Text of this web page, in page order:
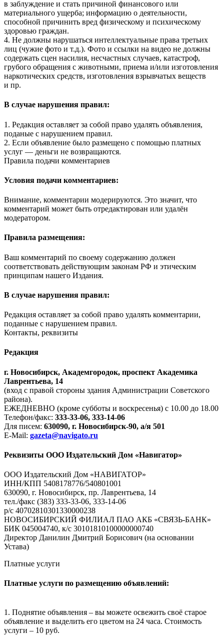
в заблуждение и стать причиной финансового или
материального ущерба; информацию о деятельности,
способной причинить вред физическому и психическому
здоровью граждан.
4. Не должны нарушаться интеллектуальные права третьих
лиц (чужие фото и т.д.). Фото и ссылки на видео не должны
содержать сцен насилия, несчастных случаев, катастроф,
грубого обращения с животными, приема и/или изготовления
наркотических средств, изготовления взрывчатых веществ
и пр.
В случае нарушения правил:
1. Редакция оставляет за собой право удалять объявления,
поданые с нарушением правил.
2. Если объявление было размещено с помощью платных
услуг — деньги не возвращаются.
Правила подачи комментариев
Условия подачи комментариев:
Внимание, комментарии модерируются. Это значит, что
комментарий может быть отредактирован или удалён
модератором.
Правила размещения:
Ваш комментарий по своему содержанию должен
соответствовать действующим законам РФ и этическим
принципам нашего Издания.
В случае нарушения правил:
Редакция оставляет за собой право удалять комментарии,
поданные с нарушением правил.
Контакты, реквизиты
Редакция
г. Новосибирск, Академгородок, проспект Академика
Лаврентьева, 14
(вход с правой стороны здания Администрации Советского
района).
ЕЖЕДНЕВНО (кроме субботы и воскресенья) с 10.00 до 18.00
Телефон/факс: 333-33-06, 333-14-06
Для писем: 630090, г. Новосибирск-90, а/я 501
E-Mail: gazeta@navigato.ru
Реквизиты ООО Издательский Дом «Навигатор»
ООО Издательский Дом «НАВИГАТОР»
ИНН/КПП 5408178776/540801001
630090, г. Новосибирск, пр. Лаврентьева, 14
тел./факс (383) 333-33-06, 333-14-06
р/с 40702810301330000238
НОВОСИБИРСКИЙ ФИЛИАЛ ПАО АКБ «СВЯЗЬ-БАНК»
БИК 045004740, к/с 30101810100000000740
Директор Данилин Дмитрий Борисович (на основании
Устава)
Платные услуги
Платные услуги по размещению объявлений:
1. Поднятие объявления – вы можете освежить своё старое
объявление и выделить его цветом на 24 часа. Стоимость
услуги – 10 руб.